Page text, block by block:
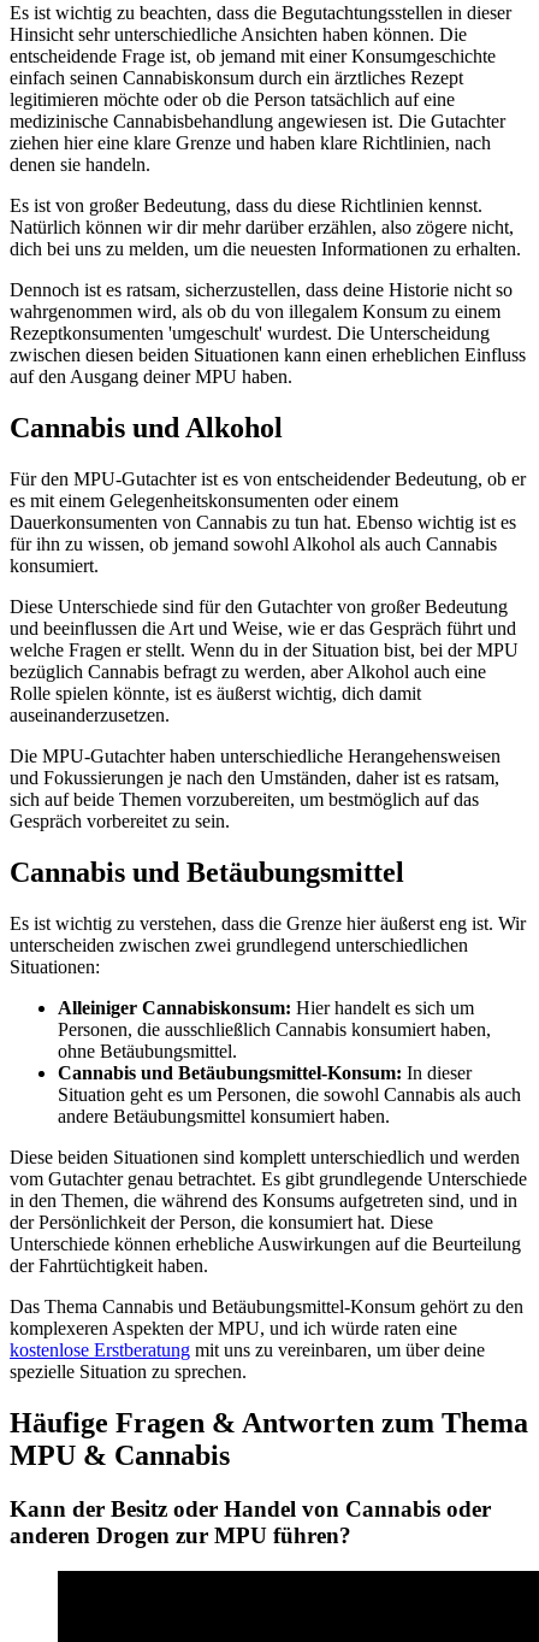
Es ist wichtig zu beachten, dass die Begutachtungsstellen in dieser
Hinsicht sehr unterschiedliche Ansichten haben können. Die
entscheidende Frage ist, ob jemand mit einer Konsumgeschichte
einfach seinen Cannabiskonsum durch ein ärztliches Rezept
legitimieren möchte oder ob die Person tatsächlich auf eine
medizinische Cannabisbehandlung angewiesen ist. Die Gutachter
ziehen hier eine klare Grenze und haben klare Richtlinien, nach
denen sie handeln.
Es ist von großer Bedeutung, dass du diese Richtlinien kennst.
Natürlich können wir dir mehr darüber erzählen, also zögere nicht,
dich bei uns zu melden, um die neuesten Informationen zu erhalten.
Dennoch ist es ratsam, sicherzustellen, dass deine Historie nicht so
wahrgenommen wird, als ob du von illegalem Konsum zu einem
Rezeptkonsumenten 'umgeschult' wurdest. Die Unterscheidung
zwischen diesen beiden Situationen kann einen erheblichen Einfluss
auf den Ausgang deiner MPU haben.
Cannabis und Alkohol
Für den MPU-Gutachter ist es von entscheidender Bedeutung, ob er
es mit einem Gelegenheitskonsumenten oder einem
Dauerkonsumenten von Cannabis zu tun hat. Ebenso wichtig ist es
für ihn zu wissen, ob jemand sowohl Alkohol als auch Cannabis
konsumiert.
Diese Unterschiede sind für den Gutachter von großer Bedeutung
und beeinflussen die Art und Weise, wie er das Gespräch führt und
welche Fragen er stellt. Wenn du in der Situation bist, bei der MPU
bezüglich Cannabis befragt zu werden, aber Alkohol auch eine
Rolle spielen könnte, ist es äußerst wichtig, dich damit
auseinanderzusetzen.
Die MPU-Gutachter haben unterschiedliche Herangehensweisen
und Fokussierungen je nach den Umständen, daher ist es ratsam,
sich auf beide Themen vorzubereiten, um bestmöglich auf das
Gespräch vorbereitet zu sein.
Cannabis und Betäubungsmittel
Es ist wichtig zu verstehen, dass die Grenze hier äußerst eng ist. Wir
unterscheiden zwischen zwei grundlegend unterschiedlichen
Situationen:
Alleiniger Cannabiskonsum: Hier handelt es sich um
Personen, die ausschließlich Cannabis konsumiert haben,
ohne Betäubungsmittel.
Cannabis und Betäubungsmittel-Konsum: In dieser
Situation geht es um Personen, die sowohl Cannabis als auch
andere Betäubungsmittel konsumiert haben.
Diese beiden Situationen sind komplett unterschiedlich und werden
vom Gutachter genau betrachtet. Es gibt grundlegende Unterschiede
in den Themen, die während des Konsums aufgetreten sind, und in
der Persönlichkeit der Person, die konsumiert hat. Diese
Unterschiede können erhebliche Auswirkungen auf die Beurteilung
der Fahrtüchtigkeit haben.
Das Thema Cannabis und Betäubungsmittel-Konsum gehört zu den
komplexeren Aspekten der MPU, und ich würde raten eine
kostenlose Erstberatung mit uns zu vereinbaren, um über deine
spezielle Situation zu sprechen.
Häufige Fragen & Antworten zum Thema
MPU & Cannabis
Kann der Besitz oder Handel von Cannabis oder
anderen Drogen zur MPU führen?